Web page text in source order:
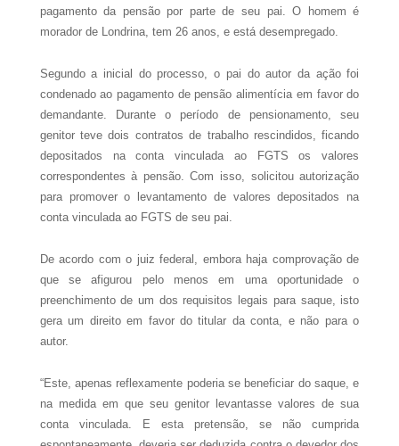
pagamento da pensão por parte de seu pai. O homem é
morador de Londrina, tem 26 anos, e está desempregado.
Segundo a inicial do processo, o pai do autor da ação foi
condenado ao pagamento de pensão alimentícia em favor do
demandante. Durante o período de pensionamento, seu
genitor teve dois contratos de trabalho rescindidos, ficando
depositados na conta vinculada ao FGTS os valores
correspondentes à pensão. Com isso, solicitou autorização
para promover o levantamento de valores depositados na
conta vinculada ao FGTS de seu pai.
De acordo com o juiz federal, embora haja comprovação de
que se afigurou pelo menos em uma oportunidade o
preenchimento de um dos requisitos legais para saque, isto
gera um direito em favor do titular da conta, e não para o
autor.
“Este, apenas reflexamente poderia se beneficiar do saque, e
na medida em que seu genitor levantasse valores de sua
conta vinculada. E esta pretensão, se não cumprida